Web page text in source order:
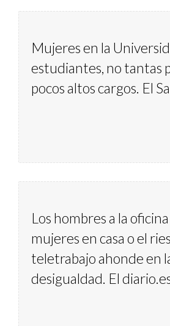
Mujeres en la
estudiantes, no tantas
pocos altos cargos. El
Los hombres a la oficina
mujeres en casa o el
teletrabajo ahonde en
desigualdad. El